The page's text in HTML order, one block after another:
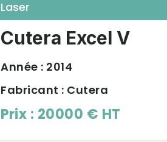
Laser
Cutera Excel V
Année : 2014
Fabricant : Cutera
Prix : 20000 € HT